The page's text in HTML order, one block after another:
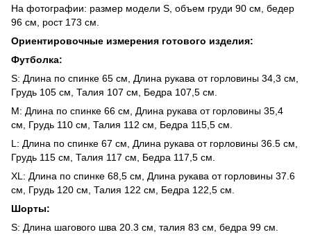
На фотографии: размер модели S, объем груди 90 см, бедер
96 см, рост 173 см.
Ориентировочные измерения готового изделия:
Футболка:
S: Длина по спинке 65 см, Длина рукава от горловины 34,3 см,
Грудь 105 см, Талия 107 см, Бедра 107,5 см.
M: Длина по спинке 66 см, Длина рукава от горловины 35,4
см, Грудь 110 см, Талия 112 см, Бедра 115,5 см.
L: Длина по спинке 67 см, Длина рукава от горловины 36.5 см,
Грудь 115 см, Талия 117 см, Бедра 117,5 см.
ХL: Длина по спинке 68,5 см, Длина рукава от горловины 37.6
см, Грудь 120 см, Талия 122 см, Бедра 122,5 см.
Шорты:
S: Длина шагового шва 20.3 см, талия 83 см, бедра 99 см.